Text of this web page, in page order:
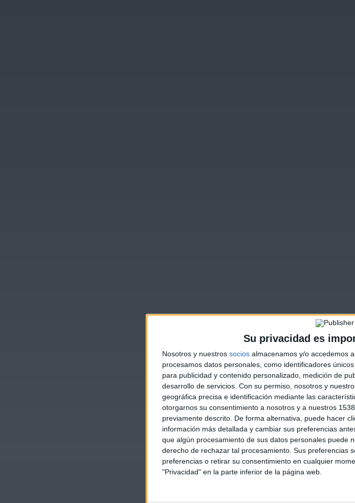
Su privacidad es
Nosotros y nuestros socios almacenamos y/o accedemos
procesamos datos personales, como identificadores
para publicidad y contenido personalizado, medición de
desarrollo de servicios. Con su permiso, nosotros y
geográfica precisa e identificación mediante las
otorgarnos su consentimiento a nosotros y a nuestros
previamente descrito. De forma alternativa, puede hacer
información más detallada y cambiar sus preferencias
que algún procesamiento de sus datos personales puede
derecho de rechazar tal procesamiento. Sus preferencias
preferencias o retirar su consentimiento en cualquier
"Privacidad" en la parte inferior de la página web.